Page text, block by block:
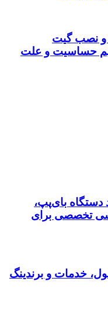
و نصب گیت
حساسیت و علت
دستگاه بای‌پپ،
تخصصی برای
خدمات و برندینگ